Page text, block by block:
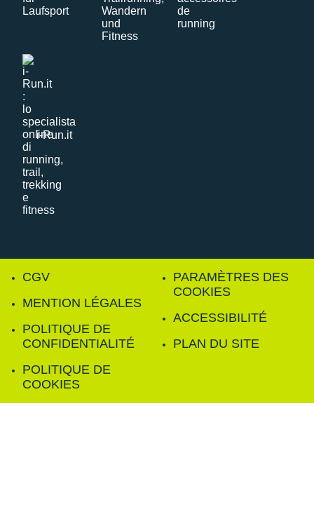
i-Run.it
CGV
MENTION LÉGALES
POLITIQUE DE
CONFIDENTIALITÉ
POLITIQUE DE
COOKIES
PARAMÈTRES DES
COOKIES
ACCESSIBILITÉ
PLAN DU SITE